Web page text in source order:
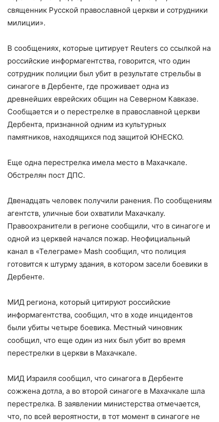
священник Русской православной церкви и сотрудники
милиции».
В сообщениях, которые цитирует Reuters со ссылкой на
российские информагентства, говорится, что один
сотрудник полиции был убит в результате стрельбы в
синагоге в Дербенте, где проживает одна из
древнейших еврейских общин на Северном Кавказе.
Сообщается и о перестрелке в православной церкви
Дербента, признанной одним из культурных
памятников, находящихся под защитой ЮНЕСКО.
Еще одна перестрелка имела место в Махачкале.
Обстрелян пост ДПС.
Двенадцать человек получили ранения. По сообщениям
агентств, уличные бои охватили Махачкалу.
Правоохранители в регионе сообщили, что в синагоге и
одной из церквей начался пожар. Неофициальный
канал в «Телеграме» Mash сообщил, что полиция
готовится к штурму здания, в котором засели боевики в
Дербенте.
МИД региона, который цитируют российские
информагентства, сообщил, что в ходе инцидентов
были убиты четыре боевика. Местный чиновник
сообщил, что еще один из них был убит во время
перестрелки в церкви в Махачкале.
МИД Израиля сообщил, что синагога в Дербенте
сожжена дотла, а во второй синагоге в Махачкале шла
перестрелка. В заявлении министерства отмечается,
что, по всей вероятности, в тот момент в синагоге не